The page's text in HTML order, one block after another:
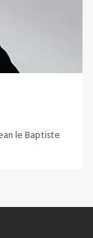
le Baptiste